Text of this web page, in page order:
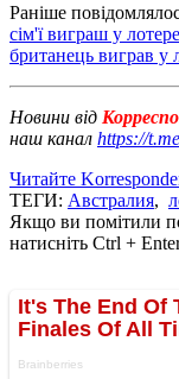
Раніше
сім'ї виграш у
британець виграв у
Новини від
наш канал https://
Читайте
ТЕГИ: Австралия,
Якщо ви помітили
натисніть Ctrl +